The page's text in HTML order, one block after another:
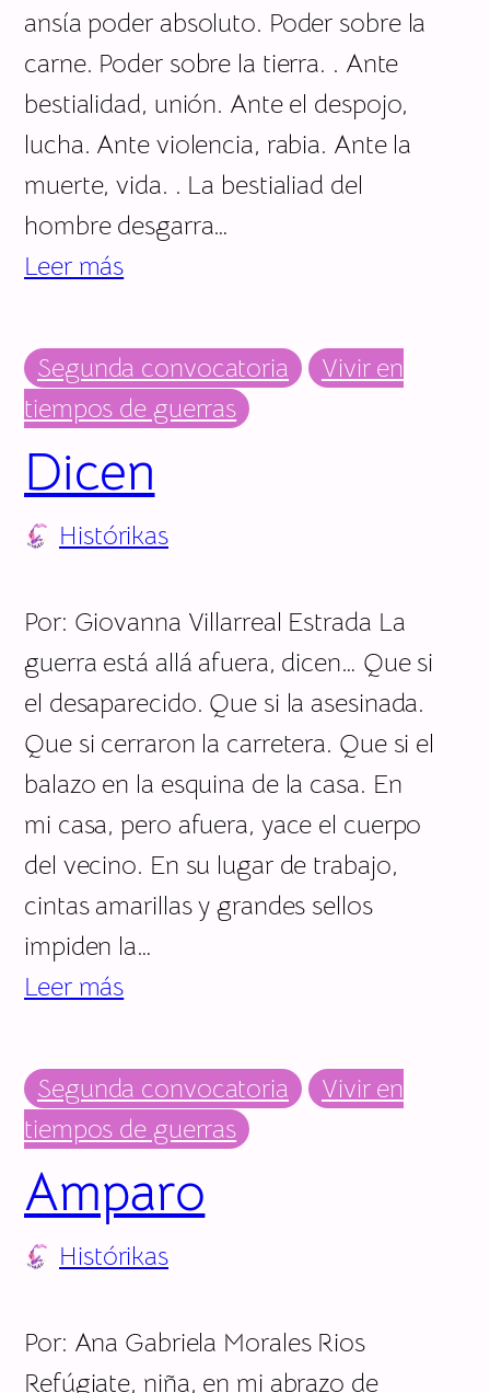
ansía poder absoluto. Poder sobre la
carne. Poder sobre la tierra. . Ante
bestialidad, unión. Ante el despojo,
lucha. Ante violencia, rabia. Ante la
muerte, vida. . La bestialiad del
hombre desgarra…
Leer más
Segunda convocatoria
Vivir en
tiempos de guerras
Dicen
Histórikas
Por: Giovanna Villarreal Estrada La
guerra está allá afuera, dicen… Que si
el desaparecido. Que si la asesinada.
Que si cerraron la carretera. Que si el
balazo en la esquina de la casa. En
mi casa, pero afuera, yace el cuerpo
del vecino. En su lugar de trabajo,
cintas amarillas y grandes sellos
impiden la…
Leer más
Segunda convocatoria
Vivir en
tiempos de guerras
Amparo
Histórikas
Por: Ana Gabriela Morales Rios
Refúgiate, niña, en mi abrazo de